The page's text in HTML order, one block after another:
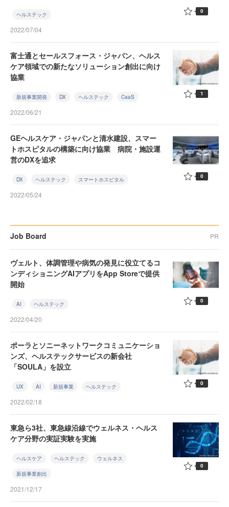
ヘルステック
2022/07/04
0
富士通とセールスフォース・ジャパン、ヘルス
ケア領域での新たなソリューション創出に向け
協業
新規事業開発 DX ヘルステック CaaS
2022/06/21
1
GEヘルスケア・ジャパンと清水建設、スマー
トホスピタルの構築に向け協業 病院・施設運
営のDXを追求
DX ヘルステック スマートホスピタル
2022/05/24
0
Job Board PR
ヴェルト、体調管理や病気の発見に役立てるコ
ンディショニングAIアプリをApp Storeで提供
開始
AI ヘルステック
2022/04/20
0
ポーラとソニーネットワークコミュニケーショ
ンズ、ヘルステックサービスの新会社
「SOULA」を設立
UX AI 新規事業 ヘルステック
2022/02/18
0
東急ら3社、東急線沿線でウェルネス・ヘルス
ケア分野の実証実験を実施
ヘルスケア ヘルステック ウェルネス
新規事業創出
2021/12/17
0